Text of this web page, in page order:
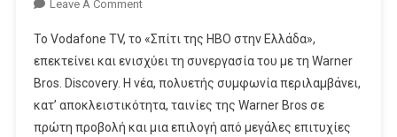
Leave A CommentOn
Η
Συνεργασία
Vodafone
TV
Με
Το Vodafone TV, το «Σπίτι της HBO στην Ελλάδα»,
επεκτείνει και ενισχύει τη συνεργασία του με τη Warner
Bros. Discovery. Η νέα, πολυετής συμφωνία περιλαμβάνει,
κατ’ αποκλειστικότητα, ταινίες της Warner Bros σε
πρώτη προβολή και μια επιλογή από μεγάλες επιτυχίες